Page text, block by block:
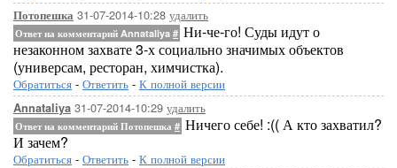
Потопешка 31-07-2014-10:28 удалить
Ответ на комментарий Annataliya # Ни-че-го! Суды идут о
незаконном захвате 3-х социально значимых объектов
(универсам, ресторан, химчистка).
Обратиться - Ответить - К полной версии
Annataliya 31-07-2014-10:29 удалить
Ответ на комментарий Потопешка # Ничего себе! :(( А кто захватил?
И зачем?
Обратиться - Ответить - К полной версии